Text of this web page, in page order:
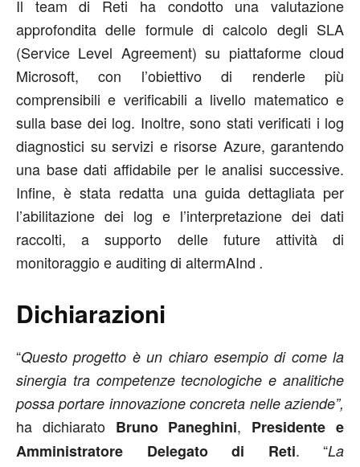
Il team di Reti ha condotto una valutazione
approfondita delle formule di calcolo degli SLA
(Service Level Agreement) su piattaforme cloud
Microsoft, con l’obiettivo di renderle più
comprensibili e verificabili a livello matematico e
sulla base dei log. Inoltre, sono stati verificati i log
diagnostici su servizi e risorse Azure, garantendo
una base dati affidabile per le analisi successive.
Infine, è stata redatta una guida dettagliata per
l’abilitazione dei log e l’interpretazione dei dati
raccolti, a supporto delle future attività di
monitoraggio e auditing di altermAInd .
Dichiarazioni
“Questo progetto è un chiaro esempio di come la
sinergia tra competenze tecnologiche e analitiche
possa portare innovazione concreta nelle aziende”,
ha dichiarato Bruno Paneghini, Presidente e
Amministratore Delegato di Reti. “La